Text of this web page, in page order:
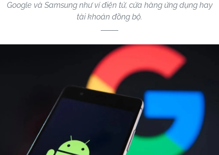
Google và Samsung như ví điện tử, cửa hàng ứng dụng hay
tài khoản đồng bộ.